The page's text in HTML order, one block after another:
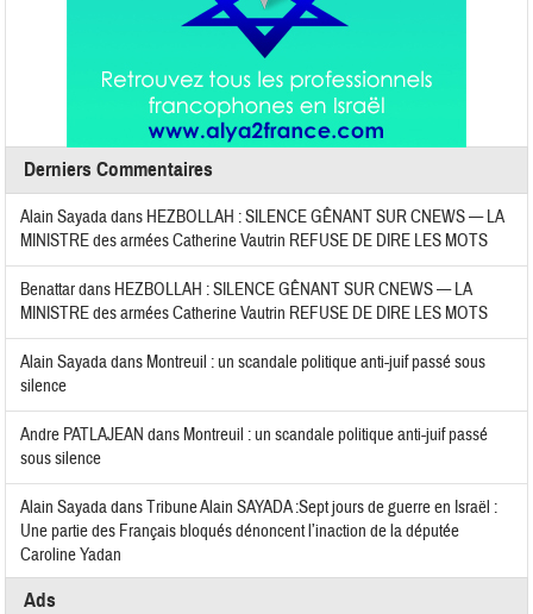
Derniers Commentaires
Alain Sayadadans HEZBOLLAH : SILENCE GÊNANT SUR CNEWS — LA
MINISTRE des armées Catherine Vautrin REFUSE DE DIRE LES MOTS
Benattardans HEZBOLLAH : SILENCE GÊNANT SUR CNEWS — LA
MINISTRE des armées Catherine Vautrin REFUSE DE DIRE LES MOTS
Alain Sayadadans Montreuil : un scandale politique anti-juif passé sous
silence
Andre PATLAJEAN dans Montreuil : un scandale politique anti-juif passé
sous silence
Alain SayadadansTribune Alain SAYADA :Sept jours de guerre en Israël :
Une partie des Français bloqués dénoncent l’inaction de la députée
Caroline Yadan
Ads